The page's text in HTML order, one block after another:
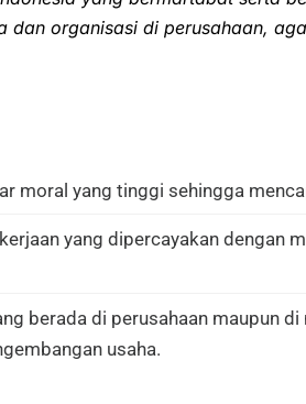
dan organisasi di perusahaan,
moral yang tinggi sehingga
yang dipercayakan dengan
berada di perusahaan maupun
usaha.